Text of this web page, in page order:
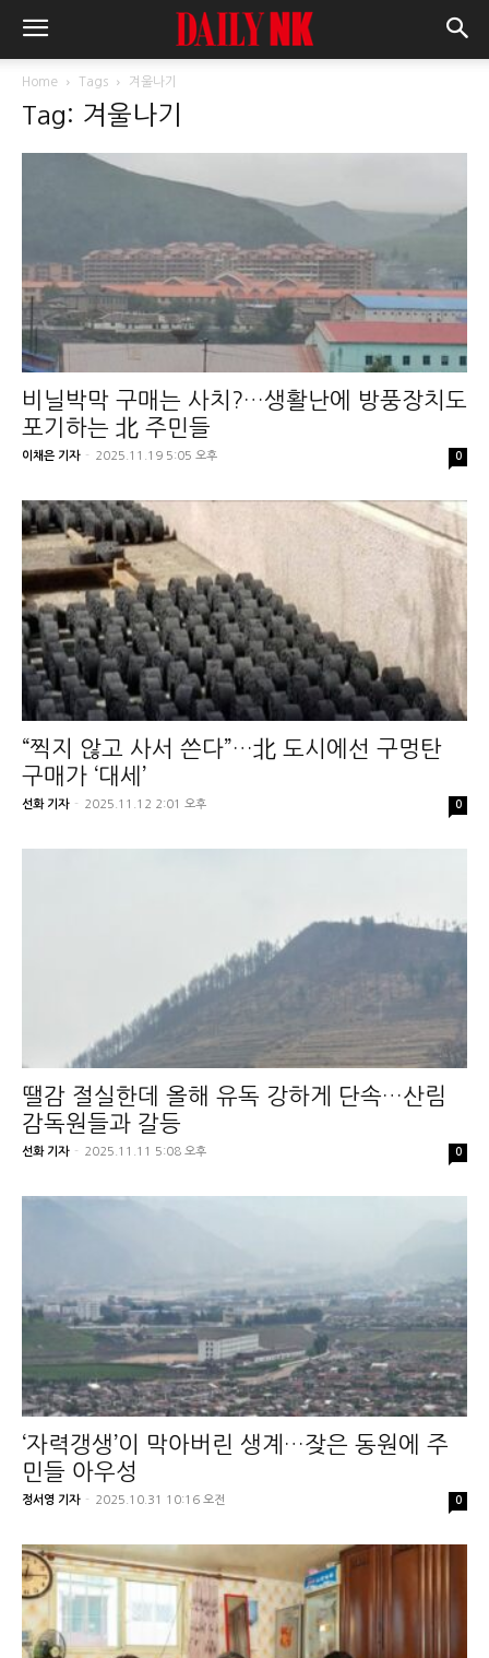
Home Tags 겨울나기
Tag: 겨울나기
비닐박막 구매는 사치?…생활난에 방풍장치도
포기하는 北 주민들
이채은 기자 - 2025.11.19 5:05 오후 0
“찍지 않고 사서 쓴다”…北 도시에선 구멍탄
구매가 ‘대세’
선화 기자 - 2025.11.12 2:01 오후 0
땔감 절실한데 올해 유독 강하게 단속…산림
감독원들과 갈등
선화 기자 - 2025.11.11 5:08 오후 0
‘자력갱생’이 막아버린 생계…잦은 동원에 주
민들 아우성
정서영 기자 - 2025.10.31 10:16 오전 0